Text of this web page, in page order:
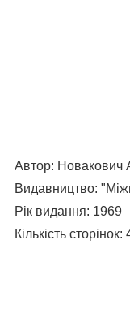
Автор: Новакович
Видавництво:
Рік видання: 1969
Кількість